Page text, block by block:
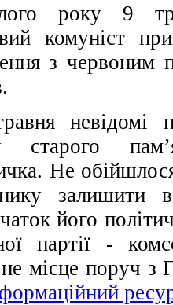
року 9
комуніст
з червоним
невідомі
старого
Не
залишити
його
партії -
місце поруч з